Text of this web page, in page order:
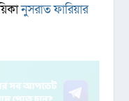
নুসরাত ফারিয়ার